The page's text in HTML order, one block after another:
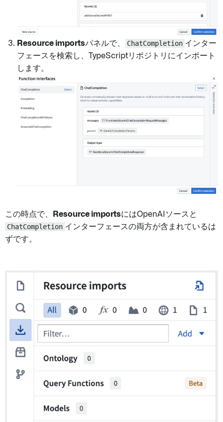
Resource importsパネルで、 ChatCompletion インター
フェースを検索し、TypeScriptリポジトリにインポート
します。
この時点で、 Resource importsにはOpenAIソースと
ChatCompletion インターフェースの両方が含まれているは
ずです。